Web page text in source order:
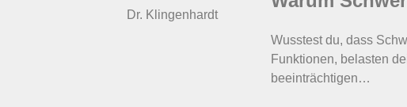
Dr. Klingenhardt
Wusstest du, dass
Funktionen, belasten
beeinträchtigen…